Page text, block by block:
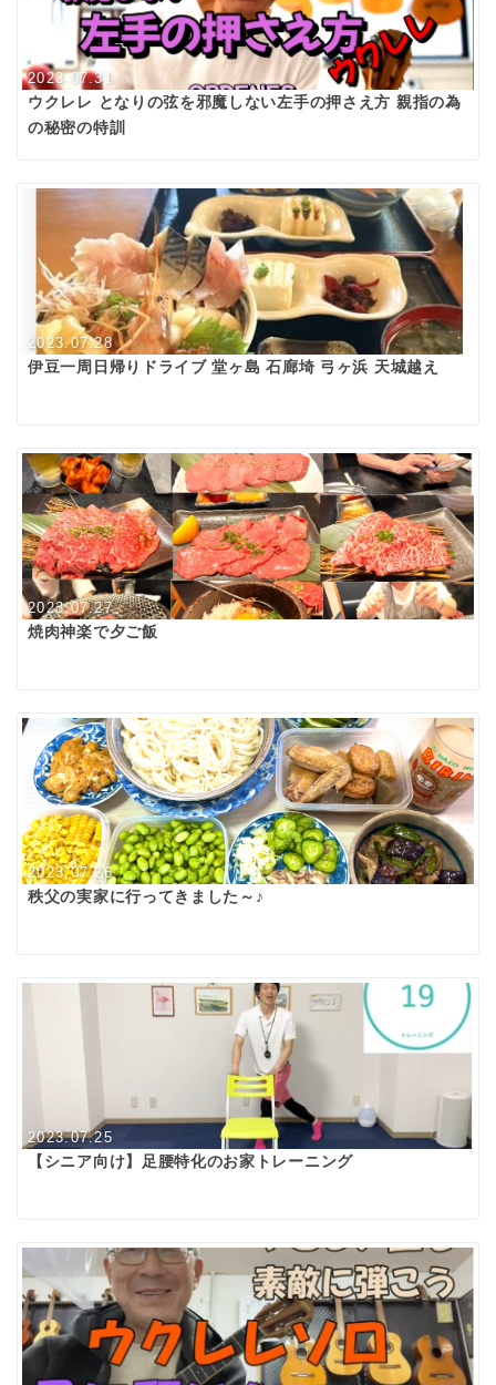
2023.07.31
ウクレレ となりの弦を邪魔しない左手の押さえ方 親指の為
の秘密の特訓
2023.07.28
伊豆一周日帰りドライブ 堂ヶ島 石廊埼 弓ヶ浜 天城越え
2023.07.27
焼肉神楽で夕ご飯
2023.07.26
秩父の実家に行ってきました～♪
2023.07.25
【シニア向け】足腰特化のお家トレーニング